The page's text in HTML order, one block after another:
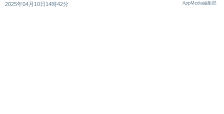
2025年04月10日14時42分 AppMedia編集部